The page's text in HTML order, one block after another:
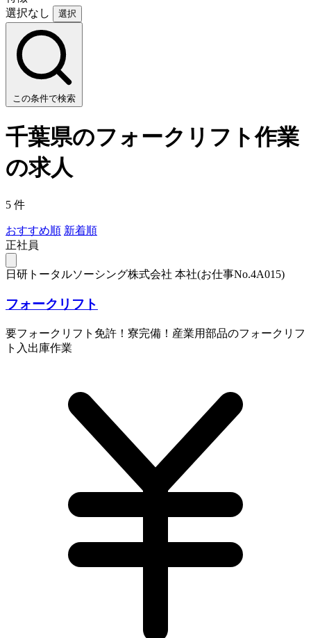
選択なし
選択
この条件で検索
千葉県のフォークリフト作業
の求人
5 件
おすすめ順 新着順
正社員
日研トータルソーシング株式会社 本社(お仕事No.4A015)
フォークリフト
要フォークリフト免許！寮完備！産業用部品のフォークリフ
ト入出庫作業